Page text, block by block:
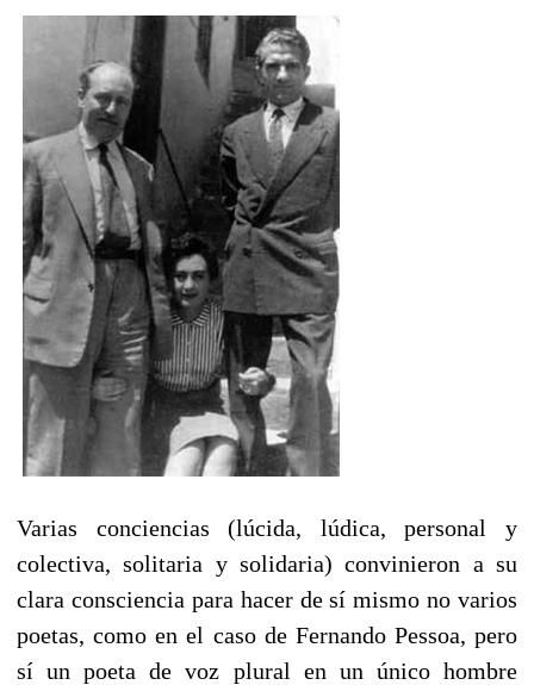
Varias conciencias (lúcida, lúdica, personal y
colectiva, solitaria y solidaria) convinieron a su
clara consciencia para hacer de sí mismo no varios
poetas, como en el caso de Fernando Pessoa, pero
sí un poeta de voz plural en un único hombre